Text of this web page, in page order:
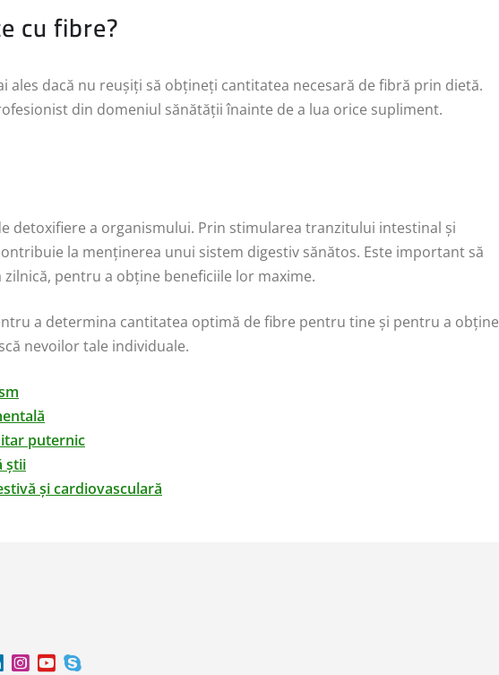
cu fibre?
ales dacă nu reușiți să obțineți cantitatea necesară de fibră prin dietă.
din domeniul sănătății înainte de a lua orice supliment.
detoxifiere a organismului. Prin stimularea tranzitului intestinal și
la menținerea unui sistem digestiv sănătos. Este important să
pentru a obține beneficiile lor maxime.
a determina cantitatea optimă de fibre pentru tine și pentru a obține
nevoilor tale individuale.
puternic
știi
și cardiovasculară